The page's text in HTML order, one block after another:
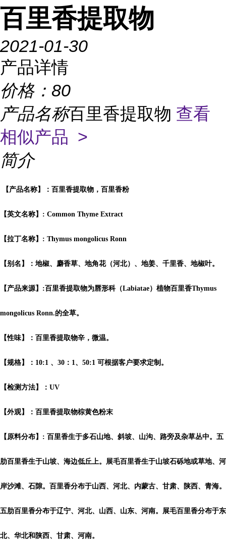
百里香提取物
2021-01-30
产品详情
价格： 80
产品名称百里香提取物 查看
相似产品 >
简介
【产品名称】：百里香提取物，百里香粉
【英文名称】: Common Thyme Extract
【拉丁名称】: Thymus mongolicus Ronn
【别名】：地椒、麝香草、地角花（河北）、地姜、千里香、地椒叶。
【产品来源】:百里香提取物为唇形科（Labiatae）植物百里香Thymus
mongolicus Ronn.的全草。
【性味】：百里香提取物辛，微温。
【规格】：10:1 、30：1、50:1 可根据客户要求定制。
【检测方法】：UV
【外观】：百里香提取物棕黄色粉末
【原料分布】: 百里香生于多石山地、斜坡、山沟、路旁及杂草丛中。五
肋百里香生于山坡、海边低丘上。展毛百里香生于山坡石砾地或草地、河
岸沙滩、石隙。百里香分布于山西、河北、内蒙古、甘肃、陕西、青海。
五肋百里香分布于辽宁、河北、山西、山东、河南。展毛百里香分布于东
北、华北和陕西、甘肃、河南。